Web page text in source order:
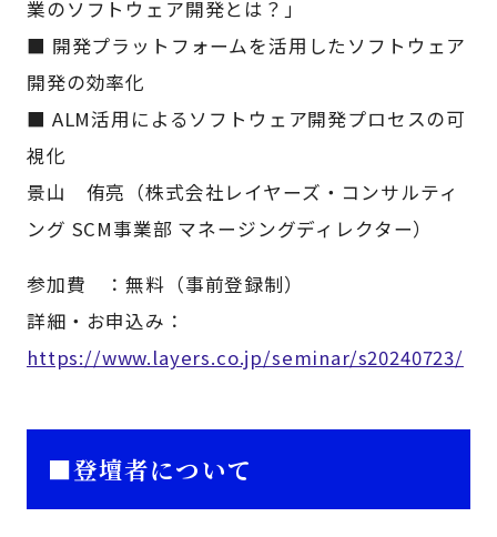
業のソフトウェア開発とは？」
■ 開発プラットフォームを活用したソフトウェア
開発の効率化
■ ALM活用によるソフトウェア開発プロセスの可
視化
景山 侑亮（株式会社レイヤーズ・コンサルティ
ング SCM事業部 マネージングディレクター）
参加費 ：無料（事前登録制）
詳細・お申込み：
https://www.layers.co.jp/seminar/s20240723/
■登壇者について